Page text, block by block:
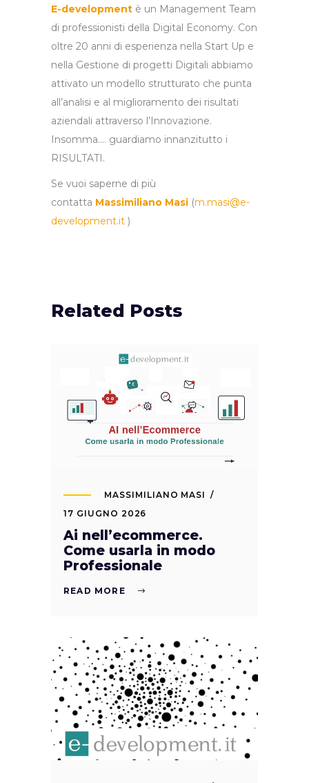
E-development è un Management Team
di professionisti della Digital Economy. Con
oltre 20 anni di esperienza nella Start Up e
nella Gestione di progetti Digitali abbiamo
attivato un modello strutturato che punta
all’analisi e al miglioramento dei risultati
aziendali attraverso l’Innovazione.
Insomma…. guardiamo innanzitutto i
RISULTATI.
Se vuoi saperne di più
contatta Massimiliano Masi (m.masi@e-
development.it )
Related Posts
MASSIMILIANO MASI
17 GIUGNO 2026
Ai nell’ecommerce.
Come usarla in modo
Professionale
READ MORE